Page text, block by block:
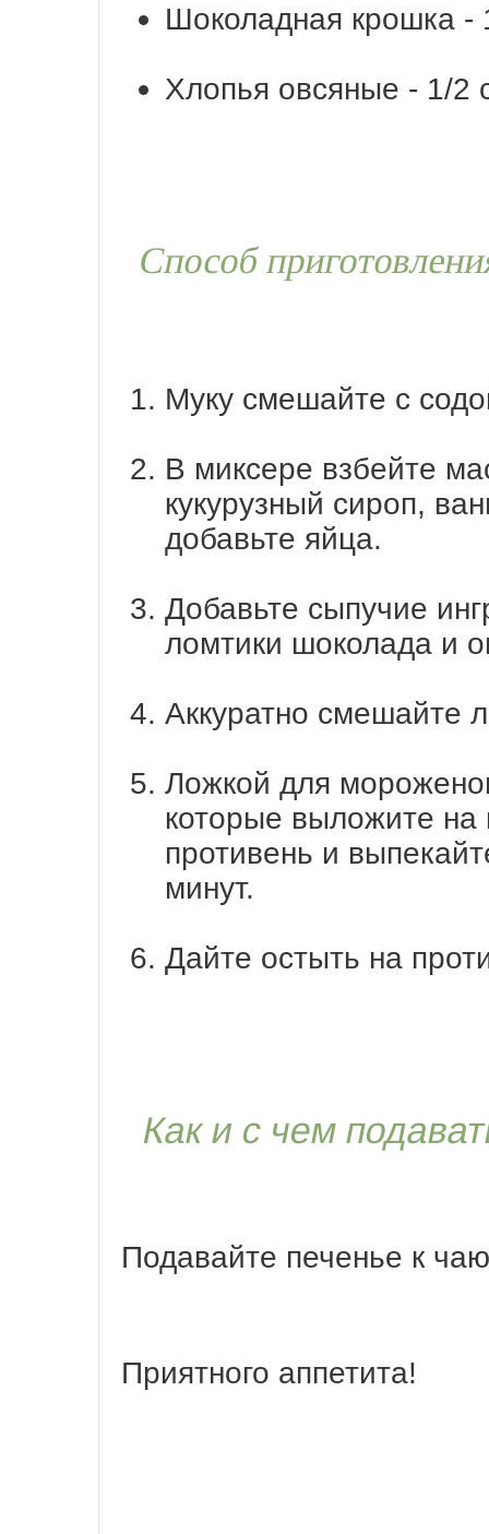
Шоколадная крошка -
Хлопья овсяные - 1/2
Способ
Муку смешайте с
В миксере взбейте
кукурузный сироп,
добавьте яйца.
Добавьте сыпучие
ломтики шоколада и
Аккуратно смешайте
Ложкой для
которые выложите
противень и
минут.
Дайте остыть на
Как и с чем
Подавайте печенье к
Приятного аппетита!